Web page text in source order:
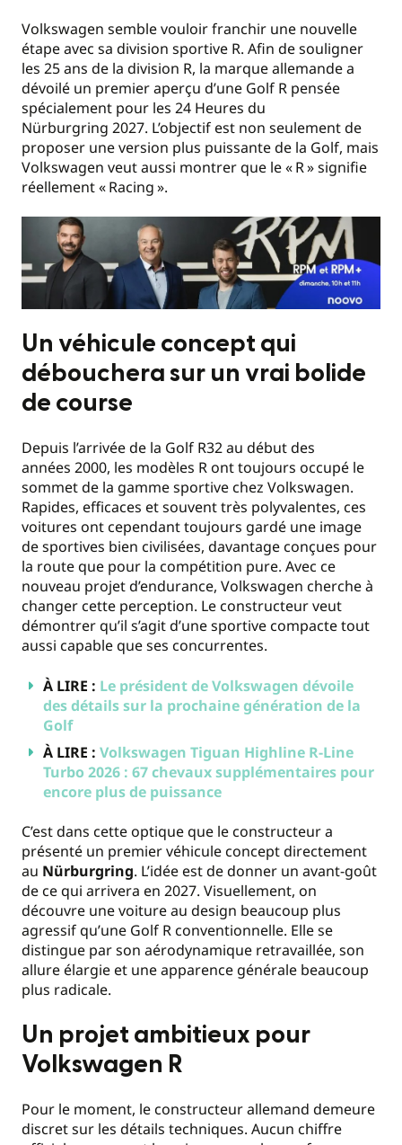
Volkswagen semble vouloir franchir une nouvelle
étape avec sa division sportive R. Afin de souligner
les 25 ans de la division R, la marque allemande a
dévoilé un premier aperçu d’une Golf R pensée
spécialement pour les 24 Heures du
Nürburgring 2027. L’objectif est non seulement de
proposer une version plus puissante de la Golf, mais
Volkswagen veut aussi montrer que le « R » signifie
réellement « Racing ».
Un véhicule concept qui
débouchera sur un vrai bolide
de course
Depuis l’arrivée de la Golf R32 au début des
années 2000, les modèles R ont toujours occupé le
sommet de la gamme sportive chez Volkswagen.
Rapides, efficaces et souvent très polyvalentes, ces
voitures ont cependant toujours gardé une image
de sportives bien civilisées, davantage conçues pour
la route que pour la compétition pure. Avec ce
nouveau projet d’endurance, Volkswagen cherche à
changer cette perception. Le constructeur veut
démontrer qu’il s’agit d’une sportive compacte tout
aussi capable que ses concurrentes.
À LIRE : Le président de Volkswagen dévoile
des détails sur la prochaine génération de la
Golf
À LIRE : Volkswagen Tiguan Highline R-Line
Turbo 2026 : 67 chevaux supplémentaires pour
encore plus de puissance
C’est dans cette optique que le constructeur a
présenté un premier véhicule concept directement
au Nürburgring. L’idée est de donner un avant-goût
de ce qui arrivera en 2027. Visuellement, on
découvre une voiture au design beaucoup plus
agressif qu’une Golf R conventionnelle. Elle se
distingue par son aérodynamique retravaillée, son
allure élargie et une apparence générale beaucoup
plus radicale.
Un projet ambitieux pour
Volkswagen R
Pour le moment, le constructeur allemand demeure
discret sur les détails techniques. Aucun chiffre